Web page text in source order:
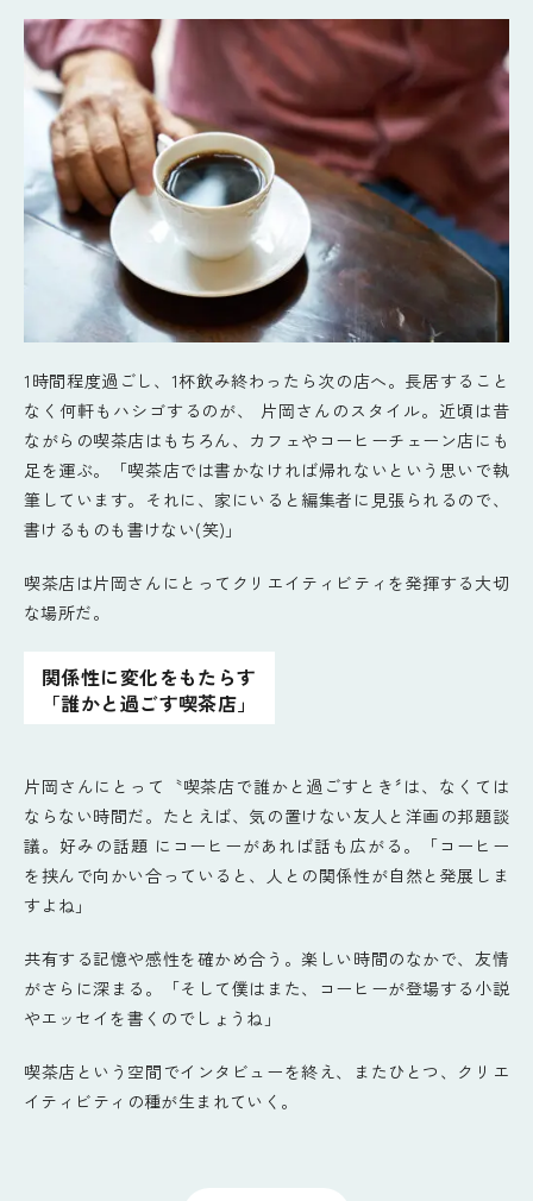
1時間程度過ごし、1杯飲み終わったら次の店へ。長居すること
なく何軒もハシゴするのが、 片岡さんのスタイル。近頃は昔
ながらの喫茶店はもちろん、カフェやコーヒーチェーン店にも
足を運ぶ。「喫茶店では書かなければ帰れないという思いで執
筆しています。それに、家にいると編集者に見張られるので、
書けるものも書けない(笑)」
喫茶店は片岡さんにとってクリエイティビティを発揮する大切
な場所だ。
関係性に変化をもたらす
「誰かと過ごす喫茶店」
片岡さんにとって〝喫茶店で誰かと過ごすとき〞は、なくては
ならない時間だ。たとえば、気の置けない友人と洋画の邦題談
議。好みの話題 にコーヒーがあれば話も広がる。「コーヒー
を挟んで向かい合っていると、人との関係性が自然と発展しま
すよね」
共有する記憶や感性を確かめ合う。楽しい時間のなかで、友情
がさらに深まる。「そして僕はまた、コーヒーが登場する小説
やエッセイを書くのでしょうね」
喫茶店という空間でインタビューを終え、またひとつ、クリエ
イティビティの種が生まれていく。